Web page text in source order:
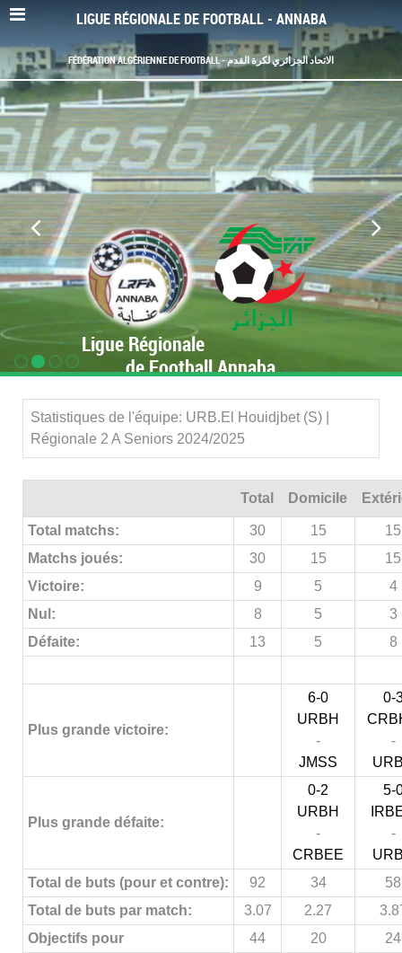
LIGUE RÉGIONALE DE FOOTBALL - ANNABA
FÉDÉRATION ALGÉRIENNE DE FOOTBALL - الاتحاد الجزائري لكرة القدم
Ligue Régionale
de Football Annaba
Statistiques de l'équipe: URB.El Houidjbet (S) |
Régionale 2 A Seniors 2024/2025
Total Domicile
Total matchs: 30 15
15
Matchs joués:
30 15
15
Victoire:
9 5
4
Nul:
8 5
3
Défaite:
13 5 8
Plus grande victoire:
6-0
URBH
-
JMSS
0-
-
Plus grande défaite:
0-2
URBH
-
CRBEE
5-
-
Total de buts (pour et contre):
92 34
58
Total de buts par match:
3.07 2.27
Objectifs pour
44 20
24